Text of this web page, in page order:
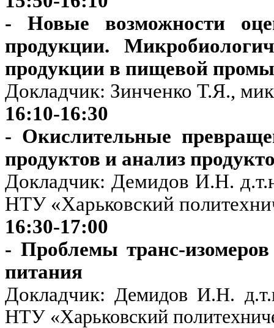
- Новые возможности
продукции.
продукции в пищевой
Докладчик: Зинченко Т.Я.,
16:10-16:30
- Окислительные
продуктов и анализ
Докладчик: Демидов И.Н.
НТУ «Харьковский
16:30-17:00
- Проблемы транс-
питания
Докладчик: Демидов И.Н.
НТУ «Харьковский